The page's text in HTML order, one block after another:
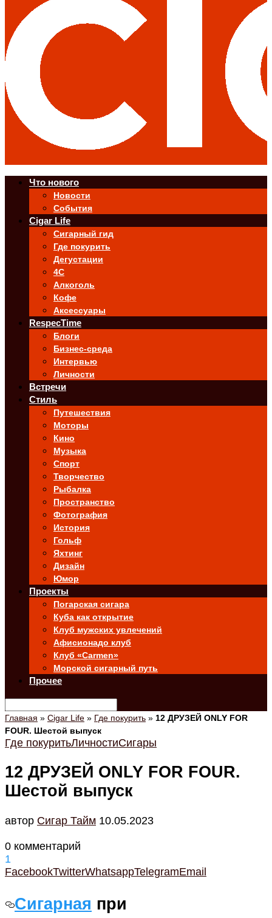
Что нового
Новости
События
Cigar Life
Сигарный гид
Где покурить
Дегустации
4C
Алкоголь
Кофе
Аксессуары
RespecTime
Блоги
Бизнес-среда
Интервью
Личности
Встречи
Стиль
Путешествия
Моторы
Кино
Музыка
Спорт
Творчество
Рыбалка
Пространство
Фотография
История
Гольф
Яхтинг
Дизайн
Юмор
Проекты
Погарская сигара
Куба как открытие
Клуб мужских увлечений
Афисионадо клуб
Клуб «Carmen»
Морской сигарный путь
Прочее
Главная » Cigar Life » Где покурить » 12 ДРУЗЕЙ ONLY FOR
FOUR. Шестой выпуск
Где покуритьЛичностиСигары
12 ДРУЗЕЙ ONLY FOR FOUR.
Шестой выпуск
автор Cигар Тайм 10.05.2023
0 комментарий
1
FacebookTwitterWhatsappTelegramEmail
Сигарная при